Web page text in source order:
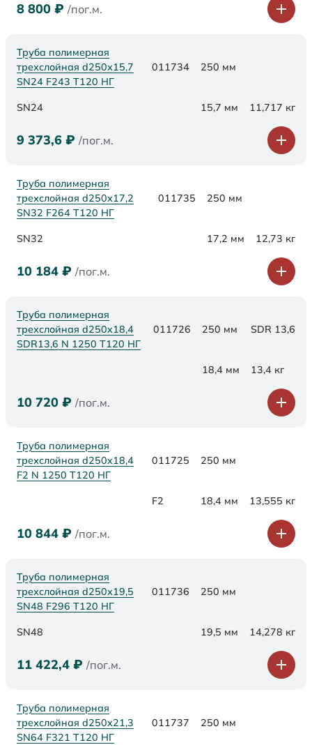
8 800 ₽ /пог.м.
Труба полимерная
трехслойная d250х15,7
SN24 F243 Т120 НГ
011734 250 мм
SN24 15,7 мм 11,717 кг
9 373,6 ₽ /пог.м.
Труба полимерная
трехслойная d250х17,2
SN32 F264 Т120 НГ
011735 250 мм
SN32 17,2 мм 12,73 кг
10 184 ₽ /пог.м.
Труба полимерная
трехслойная d250x18,4
SDR13,6 N 1250 Т120 НГ
011726 250 мм SDR 13,6
18,4 мм 13,4 кг
10 720 ₽ /пог.м.
Труба полимерная
трехслойная d250x18,4
F2 N 1250 Т120 НГ
011725 250 мм
F2 18,4 мм 13,555 кг
10 844 ₽ /пог.м.
Труба полимерная
трехслойная d250х19,5
SN48 F296 Т120 НГ
011736 250 мм
SN48 19,5 мм 14,278 кг
11 422,4 ₽ /пог.м.
Труба полимерная
трехслойная d250х21,3
SN64 F321 Т120 НГ
011737 250 мм